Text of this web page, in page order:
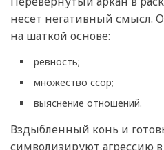
несет негативный смысл.
на шаткой основе:
ревность;
множество ссор;
выяснение отношений.
Вздыбленный конь и
символизируют агрессию